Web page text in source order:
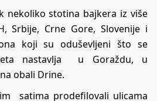
nekoliko stotina bajkera iz više
Srbije, Crne Gore, Slovenije i
koji su oduševljeni što se
nastavlja u Goraždu, u
obali Drine.
satima prodefilovali ulicama